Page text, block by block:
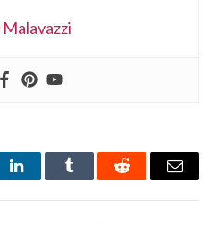
Malavazzi
LinkedInTumblr Reddit Email